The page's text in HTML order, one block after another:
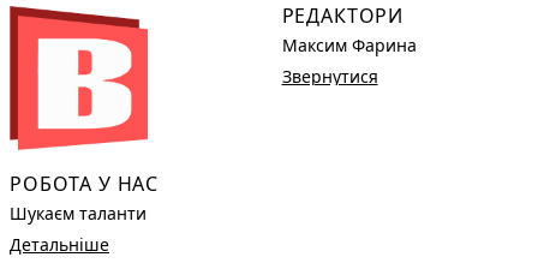
РОБОТА У НАС
Шукаєм таланти
Детальніше
РЕДАКТОРИ
Максим Фарина
Звернутися